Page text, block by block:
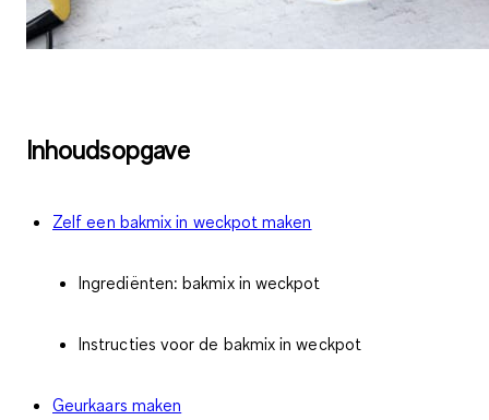
Inhoudsopgave
Zelf een bakmix in weckpot maken
Ingrediënten: bakmix in weckpot
Instructies voor de bakmix in weckpot
Geurkaars maken